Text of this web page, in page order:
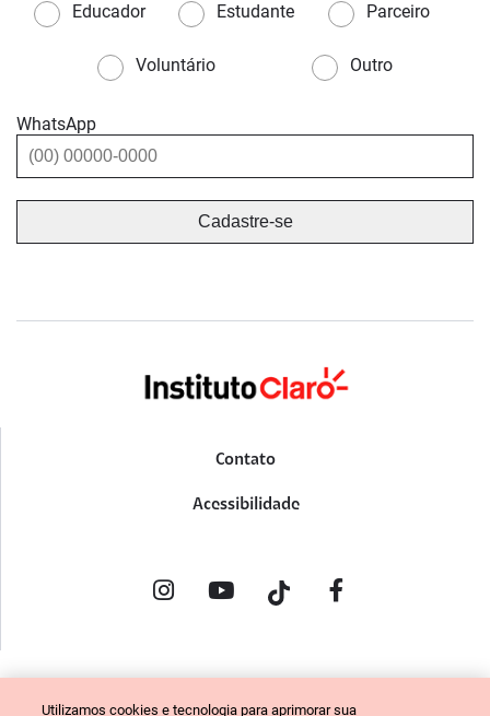
Educador
Estudante Parceiro
Voluntário Outro
WhatsApp
Contato
Acessibilidade
Utilizamos cookies e tecnologia para aprimorar sua